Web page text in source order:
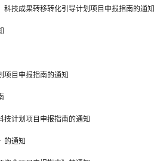
技成果转移转化引导计划项目申报指南的通知
项目申报指南的通知
技计划项目申报指南的通知
的通知